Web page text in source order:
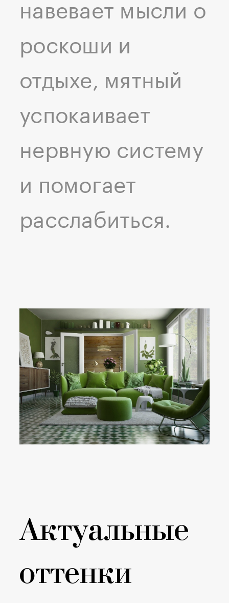
навевает мысли о
роскоши и
отдыхе, мятный
успокаивает
нервную систему
и помогает
расслабиться.
Актуальные
оттенки